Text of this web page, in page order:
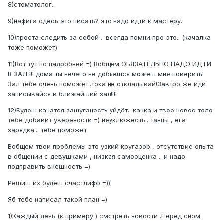
8)стоматолог..
9)нафига сдесь это писать? это надо идти к мастеру..
10)проста следить за собой .. всегда помни про это.. (качалка
тоже поможет)
11)Вот тут по падробней =) Вобщем ОБЯЗАТЕЛЬНО НАДО ИДТИ
В ЗАЛ !!! дома ты нечего не добьешся можеш мне поверить!
Зал тебе очень поможет..тока не откладывай!Завтро же иди
записывайся в ближайший зал!!!!
12)Будеш качатся зашуганость уйдёт.. качка и твое новое тело
тебе добавит уверености =) неуклюжесть.. танцы , ёга
зарядка... тебе поможет
Вобщем твои проблемы это узкий кругазор , отсутствие опыта
в общении с девушками , низкая самооценка .. и надо
подправить внешность =)
Решиш их будеш счастлифф =)))
Яб тебе написал такой план =)
1)Каждый день (к примеру ) смотреть новости .Перед сном